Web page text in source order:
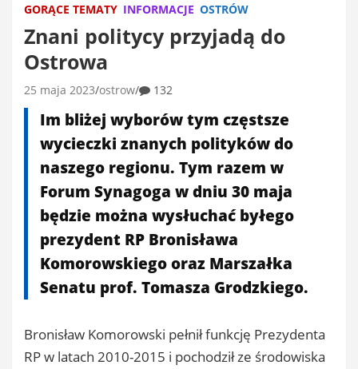
GORĄCE TEMATY INFORMACJE OSTRÓW
Znani politycy przyjadą do
Ostrowa
25 maja 2023 ostrow 132
Im bliżej wyborów tym częstsze
wycieczki znanych polityków do
naszego regionu. Tym razem w
Forum Synagoga w dniu 30 maja
będzie można wysłuchać byłego
prezydent RP Bronisława
Komorowskiego oraz Marszałka
Senatu prof. Tomasza Grodzkiego.
Bronisław Komorowski pełnił funkcję Prezydenta
RP w latach 2010-2015 i pochodził ze środowiska